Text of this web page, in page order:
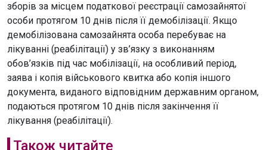
зборів за місцем податкової реєстрації самозайнятої
особи протягом 10 днів після її демобілізації. Якщо
демобілізована самозайнята особа перебуває на
лікуванні (реабілітації) у зв’язку з виконанням
обов’язків під час мобілізації, на особливий період,
заява і копія військового квитка або копія іншого
документа, виданого відповідним державним органом,
подаються протягом 10 днів після закінчення її
лікування (реабілітації).
Також читайте